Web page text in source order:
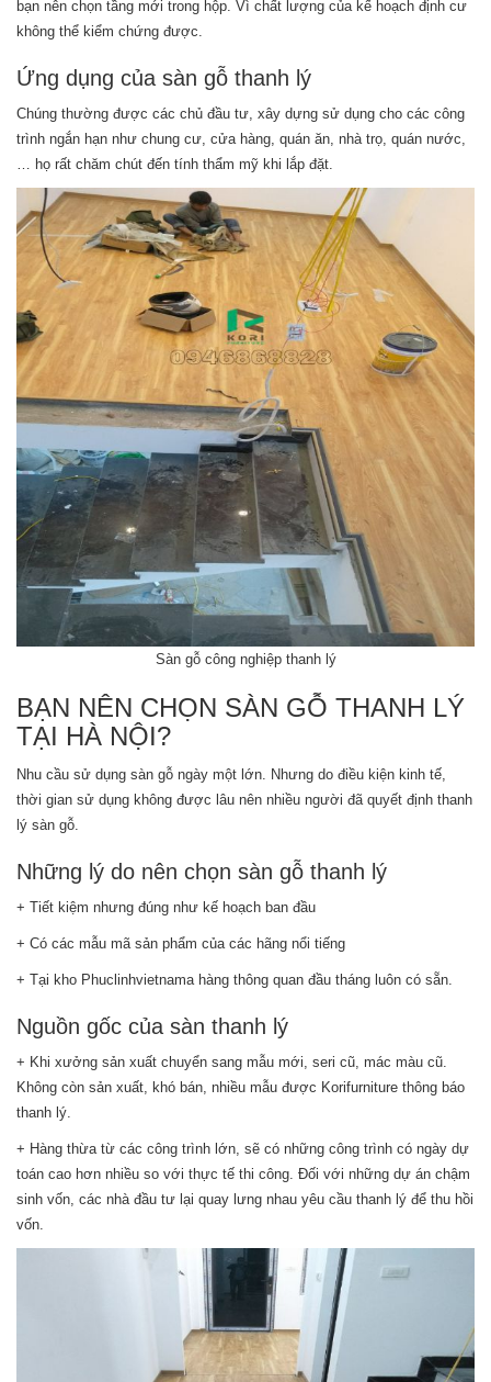
bạn nên chọn tầng mới trong hộp. Vì chất lượng của kế hoạch định cư
không thể kiểm chứng được.
Ứng dụng của sàn gỗ thanh lý
Chúng thường được các chủ đầu tư, xây dựng sử dụng cho các công
trình ngắn hạn như chung cư, cửa hàng, quán ăn, nhà trọ, quán nước,
… họ rất chăm chút đến tính thẩm mỹ khi lắp đặt.
Sàn gỗ công nghiệp thanh lý
BẠN NÊN CHỌN SÀN GỖ THANH LÝ
TẠI HÀ NỘI?
Nhu cầu sử dụng sàn gỗ ngày một lớn. Nhưng do điều kiện kinh tế,
thời gian sử dụng không được lâu nên nhiều người đã quyết định thanh
lý sàn gỗ.
Những lý do nên chọn sàn gỗ thanh lý
+ Tiết kiệm nhưng đúng như kế hoạch ban đầu
+ Có các mẫu mã sản phẩm của các hãng nổi tiếng
+ Tại kho Phuclinhvietnama hàng thông quan đầu tháng luôn có sẵn.
Nguồn gốc của sàn thanh lý
+ Khi xưởng sản xuất chuyển sang mẫu mới, seri cũ, mác màu cũ.
Không còn sản xuất, khó bán, nhiều mẫu được Korifurniture thông báo
thanh lý.
+ Hàng thừa từ các công trình lớn, sẽ có những công trình có ngày dự
toán cao hơn nhiều so với thực tế thi công. Đối với những dự án chậm
sinh vốn, các nhà đầu tư lại quay lưng nhau yêu cầu thanh lý để thu hồi
vốn.